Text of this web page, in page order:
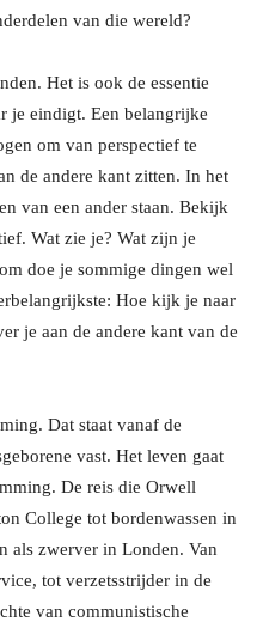
van die wereld?
Het is ook de essentie
je eindigt. Een belangrijke
om van perspectief te
de andere kant zitten. In het
van een ander staan. Bekijk
Wat zie je? Wat zijn je
doe je sommige dingen wel
Hoe kijk je naar
je aan de andere kant van de
Dat staat vanaf de
vast. Het leven gaat
De reis die Orwell
College tot bordenwassen in
als zwerver in Londen. Van
, tot verzetsstrijder in de
van communistische